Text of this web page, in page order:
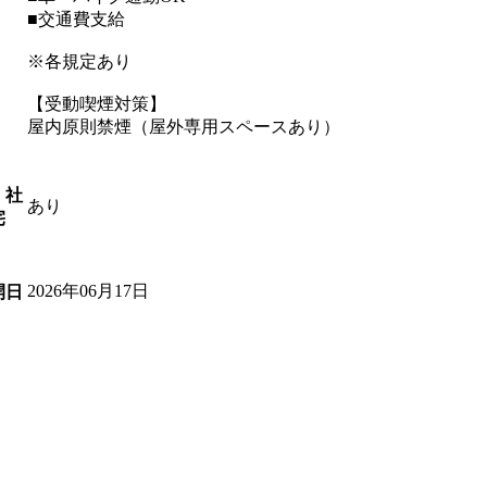
■交通費支給
※各規定あり
【受動喫煙対策】
屋内原則禁煙（屋外専用スペースあり）
社
あり
2026年06月17日